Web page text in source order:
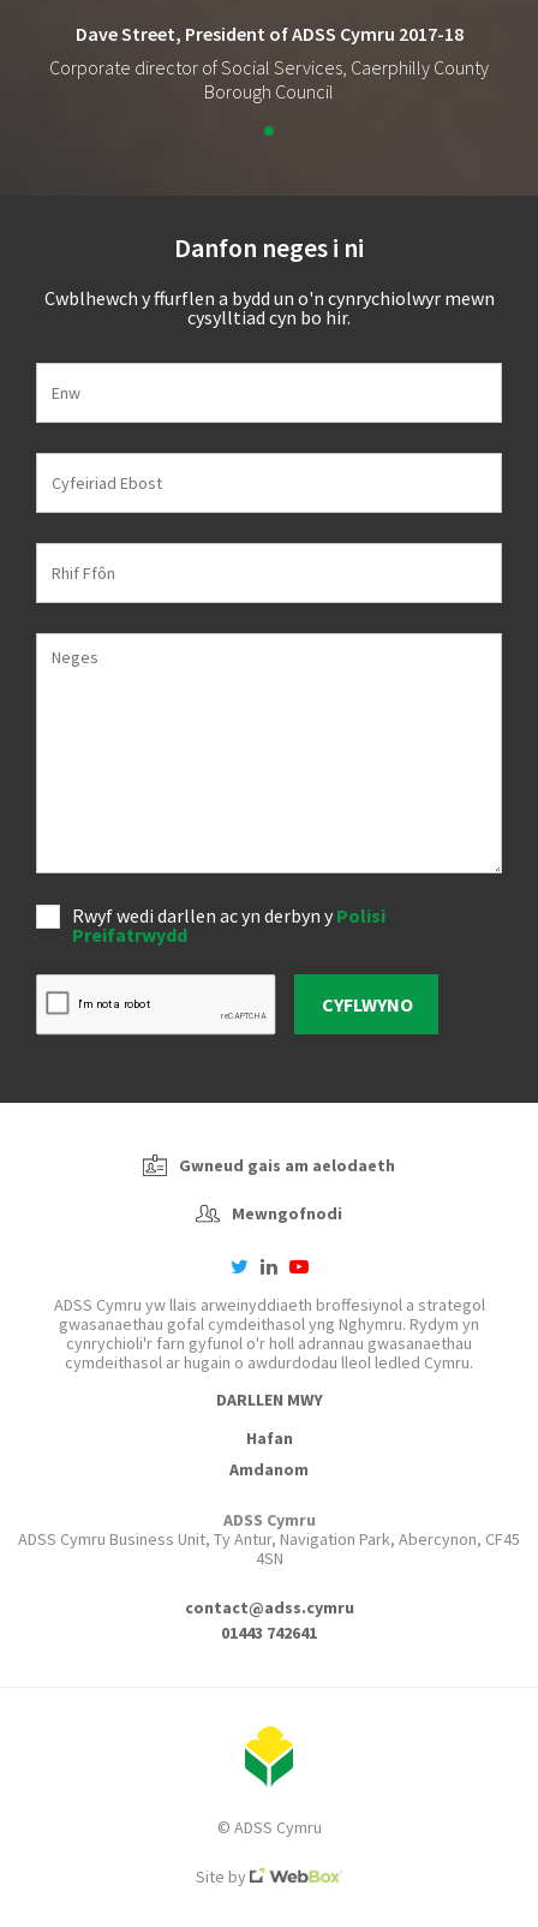
Dave Street, President of ADSS Cymru 2017-18
Corporate director of Social Services, Caerphilly County
Borough Council
Danfon neges i ni
Cwblhewch y ffurflen a bydd un o'n cynrychiolwyr mewn
cysylltiad cyn bo hir.
Rwyf wedi darllen ac yn derbyn y Polisi
Preifatrwydd
CYFLWYNO
Gwneud gais am aelodaeth
Mewngofnodi
twitter
linkedinyoutube-
ADSS Cymru yw llais arweinyddiaeth broffesiynol a strategol
gwasanaethau gofal cymdeithasol yng Nghymru. Rydym yn
cynrychioli'r farn gyfunol o'r holl adrannau gwasanaethau
cymdeithasol ar hugain o awdurdodau lleol ledled Cymru.
DARLLEN MWY
Hafan
Amdanom
ADSS Cymru
ADSS Cymru Business Unit, Ty Antur, Navigation Park, Abercynon, CF45
4SN
contact@adss.cymru
01443 742641
© ADSS Cymru
Site by